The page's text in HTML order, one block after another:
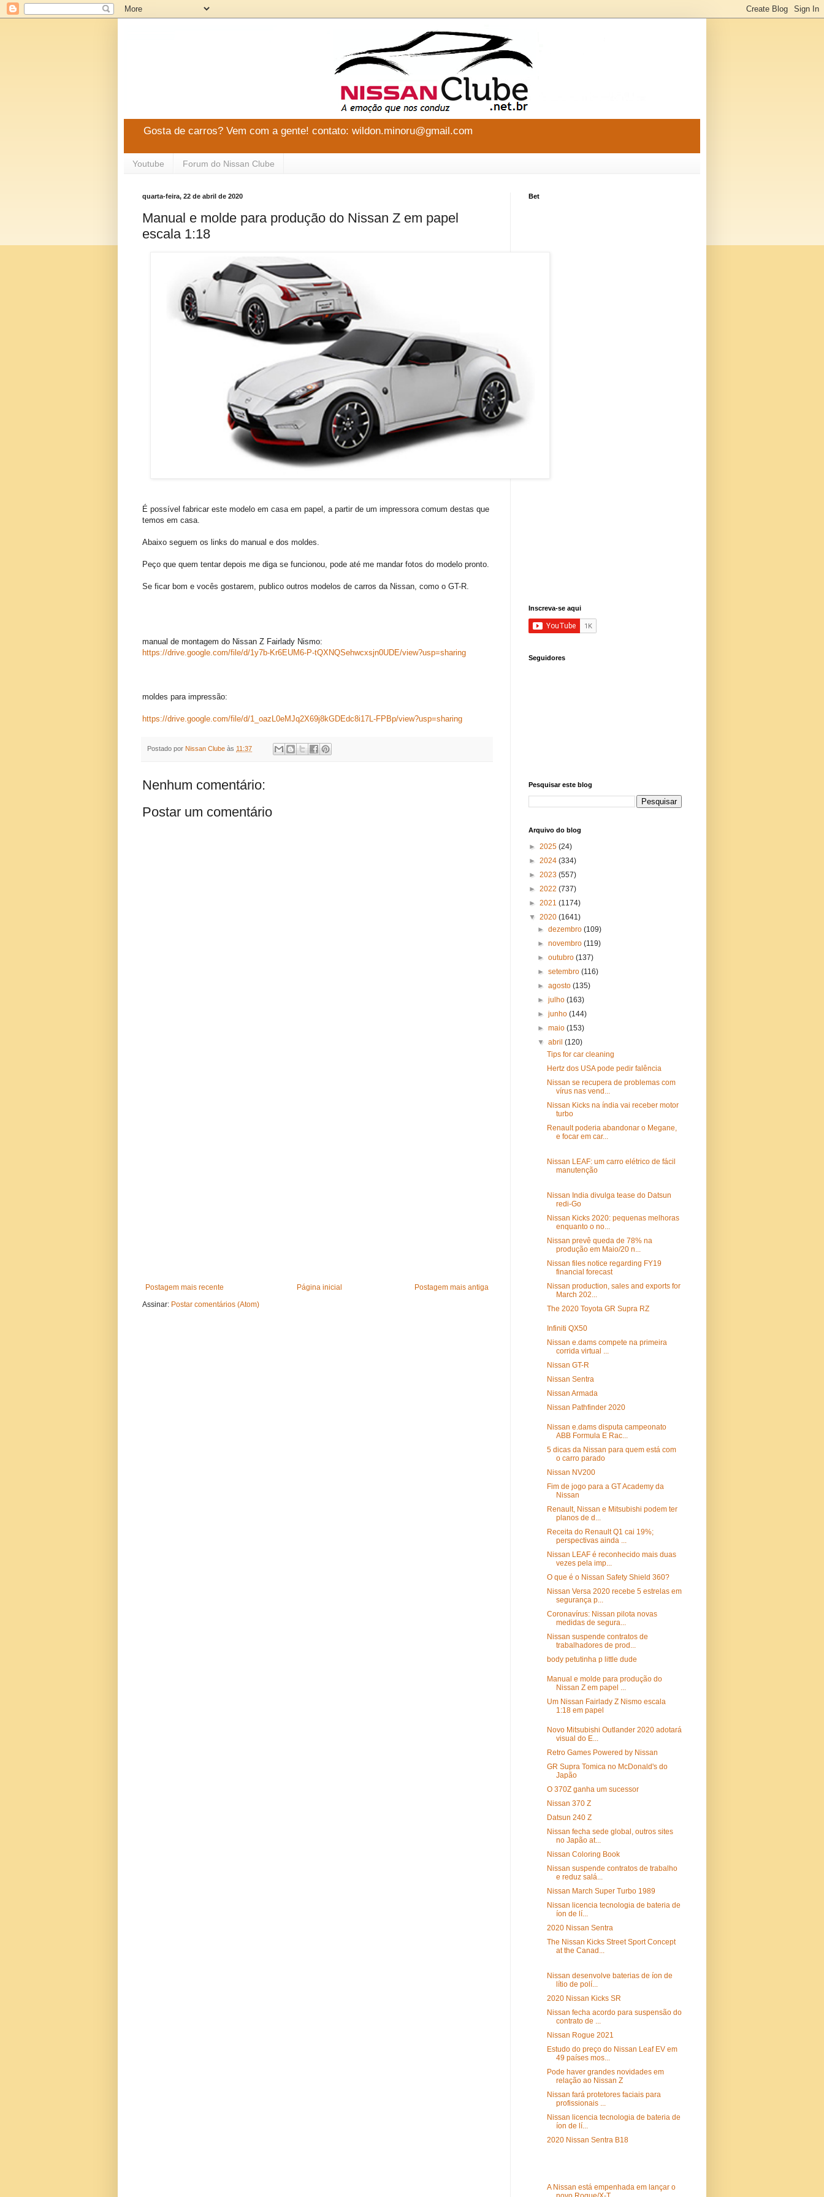
Gosta de carros? Vem com a gente! contato: wildon.minoru@gmail.com
Youtube Forum do Nissan Clube
quarta-feira, 22 de abril de 2020
Manual e molde para produção do Nissan Z em papel
escala 1:18
É possível fabricar este modelo em casa em papel, a partir de um impressora comum destas que
temos em casa.
Abaixo seguem os links do manual e dos moldes.
Peço que quem tentar depois me diga se funcionou, pode até me mandar fotos do modelo pronto.
Se ficar bom e vocês gostarem, publico outros modelos de carros da Nissan, como o GT-R.
manual de montagem do Nissan Z Fairlady Nismo:
https://drive.google.com/file/d/1y7b-Kr6EUM6-P-tQXNQSehwcxsjn0UDE/view?usp=sharing
moldes para impressão:
https://drive.google.com/file/d/1_oazL0eMJq2X69j8kGDEdc8i17L-FPBp/view?usp=sharing
Postado por Nissan Clube às 11:37
Nenhum comentário:
Postar um comentário
Postagem mais recente Postagem mais antiga
Página inicial
Assinar: Postar comentários (Atom)
Bet
Inscreva-se aqui
Seguidores
Pesquisar este blog
Arquivo do blog
► 2025 (24)
► 2024 (334)
► 2023 (557)
► 2022 (737)
► 2021 (1174)
▼ 2020 (1641)
►dezembro(109)
►novembro(119)
►outubro(137)
►setembro(116)
►agosto(135)
►julho(163)
►junho(144)
►maio(153)
▼abril(120)
Tips for car cleaning
Hertz dos USA pode pedir falência
Nissan se recupera de problemas com
vírus nas vend...
Nissan Kicks na índia vai receber motor
turbo
Renault poderia abandonar o Megane,
e focar em car...
Nissan LEAF: um carro elétrico de fácil
manutenção
Nissan India divulga tease do Datsun
redi-Go
Nissan Kicks 2020: pequenas melhoras
enquanto o no...
Nissan prevê queda de 78% na
produção em Maio/20 n...
Nissan files notice regarding FY19
financial forecast
Nissan production, sales and exports for
March 202...
The 2020 Toyota GR Supra RZ
Infiniti QX50
Nissan e.dams compete na primeira
corrida virtual ...
Nissan GT-R
Nissan Sentra
Nissan Armada
Nissan Pathfinder 2020
Nissan e.dams disputa campeonato
ABB Formula E Rac...
5 dicas da Nissan para quem está com
o carro parado
Nissan NV200
Fim de jogo para a GT Academy da
Nissan
Renault, Nissan e Mitsubishi podem ter
planos de d...
Receita do Renault Q1 cai 19%;
perspectivas ainda ...
Nissan LEAF é reconhecido mais duas
vezes pela imp...
O que é o Nissan Safety Shield 360?
Nissan Versa 2020 recebe 5 estrelas em
segurança p...
Coronavírus: Nissan pilota novas
medidas de segura...
Nissan suspende contratos de
trabalhadores de prod...
body petutinha p little dude
Manual e molde para produção do
Nissan Z em papel ...
Um Nissan Fairlady Z Nismo escala
1:18 em papel
Novo Mitsubishi Outlander 2020 adotará
visual do E...
Retro Games Powered by Nissan
GR Supra Tomica no McDonald's do
Japão
O 370Z ganha um sucessor
Nissan 370 Z
Datsun 240 Z
Nissan fecha sede global, outros sites
no Japão at...
Nissan Coloring Book
Nissan suspende contratos de trabalho
e reduz salá...
Nissan March Super Turbo 1989
Nissan licencia tecnologia de bateria de
íon de lí...
2020 Nissan Sentra
The Nissan Kicks Street Sport Concept
at the Canad...
Nissan desenvolve baterias de íon de
lítio de polí...
2020 Nissan Kicks SR
Nissan fecha acordo para suspensão do
contrato de ...
Nissan Rogue 2021
Estudo do preço do Nissan Leaf EV em
49 países mos...
Pode haver grandes novidades em
relação ao Nissan Z
Nissan fará protetores faciais para
profissionais ...
Nissan licencia tecnologia de bateria de
íon de lí...
2020 Nissan Sentra B18
A Nissan está empenhada em lançar o